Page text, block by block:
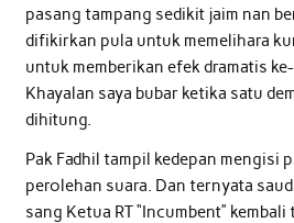
pasang tampang sedikit jaim nan
difikirkan pula untuk memelihara
untuk memberikan efek dramatis
Khayalan saya bubar ketika satu
dihitung.
Pak Fadhil tampil kedepan mengisi
perolehan suara. Dan ternyata
sang Ketua RT “Incumbent”